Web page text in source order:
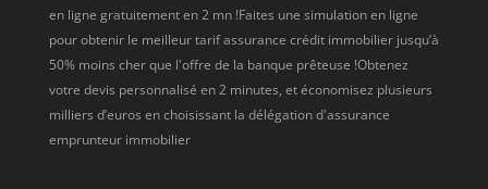
en ligne gratuitement en 2 mn !Faites une simulation en ligne
pour obtenir le meilleur tarif assurance crédit immobilier jusqu’à
50% moins cher que l'offre de la banque prêteuse !Obtenez
votre devis personnalisé en 2 minutes, et économisez plusieurs
milliers d’euros en choisissant la délégation d'assurance
emprunteur immobilier